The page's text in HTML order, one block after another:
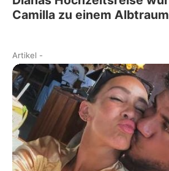
Camilla zu einem Albtraum
Artikel -